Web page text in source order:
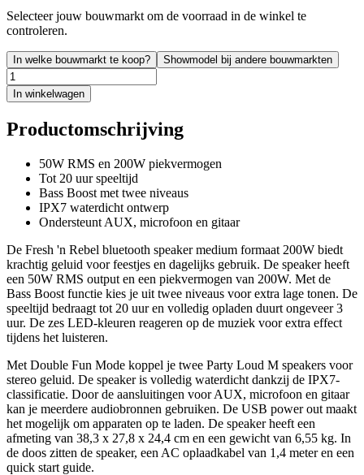
Selecteer jouw bouwmarkt om de voorraad in de winkel te
controleren.
In welke bouwmarkt te koop? Showmodel bij andere bouwmarkten
In winkelwagen
Productomschrijving
50W RMS en 200W piekvermogen
Tot 20 uur speeltijd
Bass Boost met twee niveaus
IPX7 waterdicht ontwerp
Ondersteunt AUX, microfoon en gitaar
De Fresh 'n Rebel bluetooth speaker medium formaat 200W biedt
krachtig geluid voor feestjes en dagelijks gebruik. De speaker heeft
een 50W RMS output en een piekvermogen van 200W. Met de
Bass Boost functie kies je uit twee niveaus voor extra lage tonen. De
speeltijd bedraagt tot 20 uur en volledig opladen duurt ongeveer 3
uur. De zes LED-kleuren reageren op de muziek voor extra effect
tijdens het luisteren.
Met Double Fun Mode koppel je twee Party Loud M speakers voor
stereo geluid. De speaker is volledig waterdicht dankzij de IPX7-
classificatie. Door de aansluitingen voor AUX, microfoon en gitaar
kan je meerdere audiobronnen gebruiken. De USB power out maakt
het mogelijk om apparaten op te laden. De speaker heeft een
afmeting van 38,3 x 27,8 x 24,4 cm en een gewicht van 6,55 kg. In
de doos zitten de speaker, een AC oplaadkabel van 1,4 meter en een
quick start guide.